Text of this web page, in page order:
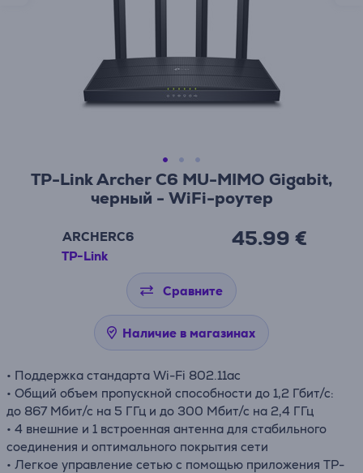
TP-Link Archer C6 MU-MIMO Gigabit,
черный - WiFi-роутер
ARCHERC6
TP-Link
45.99 €
Сравните
Наличие в магазинах
• Поддержка стандарта Wi-Fi 802.11ac
• Общий объем пропускной способности до 1,2 Гбит/с:
до 867 Мбит/с на 5 ГГц и до 300 Мбит/с на 2,4 ГГц
• 4 внешние и 1 встроенная антенна для стабильного
соединения и оптимального покрытия сети
• Легкое управление сетью с помощью приложения TP-